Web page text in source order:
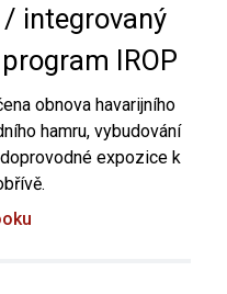
integrovaný
IROP
obnova havarijního
hamru, vybudování
expozice k